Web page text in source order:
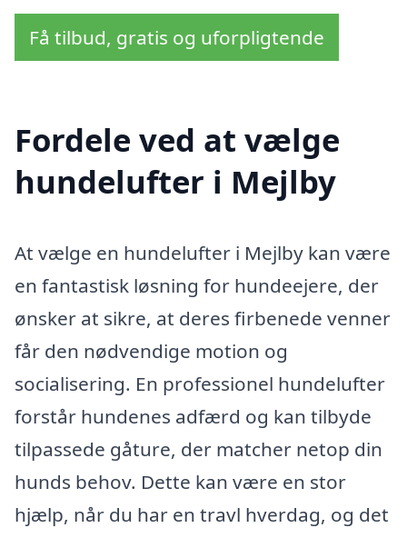
Få tilbud, gratis og uforpligtende
Fordele ved at vælge
hundelufter i Mejlby
At vælge en hundelufter i Mejlby kan være
en fantastisk løsning for hundeejere, der
ønsker at sikre, at deres firbenede venner
får den nødvendige motion og
socialisering. En professionel hundelufter
forstår hundenes adfærd og kan tilbyde
tilpassede gåture, der matcher netop din
hunds behov. Dette kan være en stor
hjælp, når du har en travl hverdag, og det